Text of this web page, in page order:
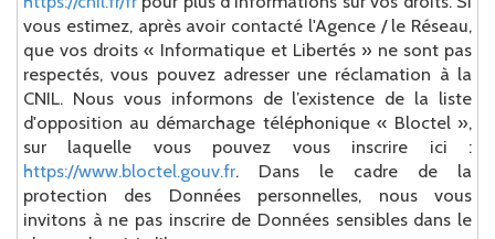
vous estimez, après avoir contacté l'Agence / le Réseau,
que vos droits « Informatique et Libertés » ne sont pas
respectés, vous pouvez adresser une réclamation à la
CNIL. Nous vous informons de l’existence de la liste
d'opposition au démarchage téléphonique « Bloctel »,
sur laquelle vous pouvez vous inscrire ici :
https://www.bloctel.gouv.fr. Dans le cadre de la
protection des Données personnelles, nous vous
invitons à ne pas inscrire de Données sensibles dans le